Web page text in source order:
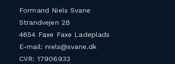
Formand Niels Svane
Strandvejen 2B
4654 Faxe Faxe Ladeplads
E-mail: niels@svane.dk
CVR: 17906933